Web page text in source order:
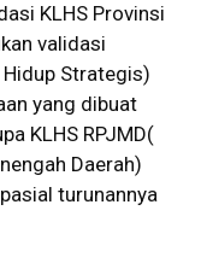
KLHS Provinsi
validasi
Strategis)
yang dibuat
KLHS RPJMD(
Daerah)
turunannya